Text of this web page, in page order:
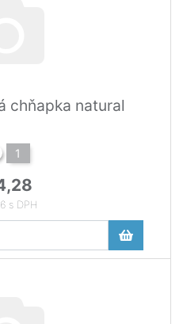
chňapka natural
1
s DPH